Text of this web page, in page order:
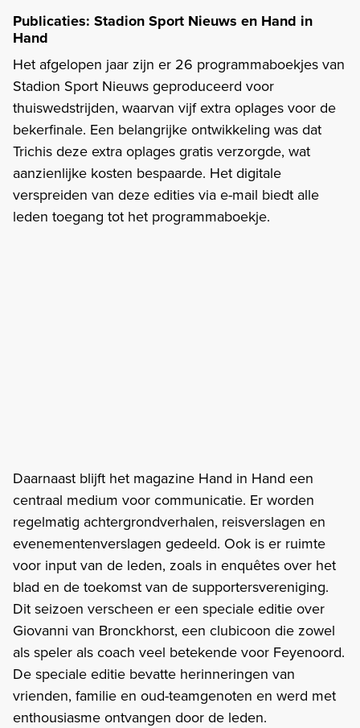
Publicaties: Stadion Sport Nieuws en Hand in
Hand
Het afgelopen jaar zijn er 26 programmaboekjes van
Stadion Sport Nieuws geproduceerd voor
thuiswedstrijden, waarvan vijf extra oplages voor de
bekerfinale. Een belangrijke ontwikkeling was dat
Trichis deze extra oplages gratis verzorgde, wat
aanzienlijke kosten bespaarde. Het digitale
verspreiden van deze edities via e-mail biedt alle
leden toegang tot het programmaboekje.
Daarnaast blijft het magazine Hand in Hand een
centraal medium voor communicatie. Er worden
regelmatig achtergrondverhalen, reisverslagen en
evenementenverslagen gedeeld. Ook is er ruimte
voor input van de leden, zoals in enquêtes over het
blad en de toekomst van de supportersvereniging.
Dit seizoen verscheen er een speciale editie over
Giovanni van Bronckhorst, een clubicoon die zowel
als speler als coach veel betekende voor Feyenoord.
De speciale editie bevatte herinneringen van
vrienden, familie en oud-teamgenoten en werd met
enthousiasme ontvangen door de leden.